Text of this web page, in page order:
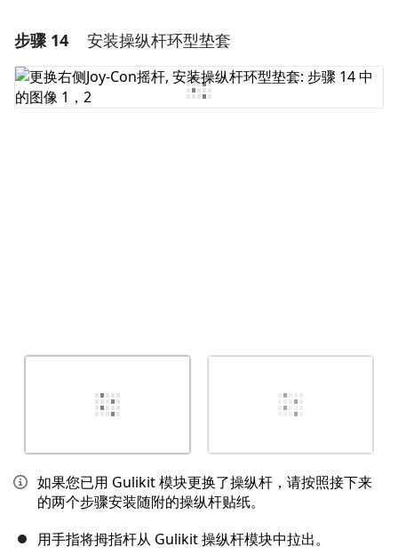
添加一条评论
添加评论
步骤 14 安装操纵杆环型垫套
如果您已用 Gulikit 模块更换了操纵杆，请按照接下来
的两个步骤安装随附的操纵杆贴纸。
用手指将拇指杆从 Gulikit 操纵杆模块中拉出。